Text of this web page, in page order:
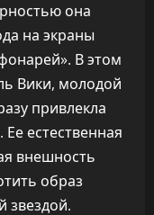
она
на экраны
В этом
Вики, молодой
привлекла
естественная
внешность
образ
звездой.